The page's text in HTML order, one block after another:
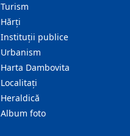
Turism
Hărţi
Instituţii publice
Urbanism
Harta Dambovita
Localitaţi
Heraldică
Album foto